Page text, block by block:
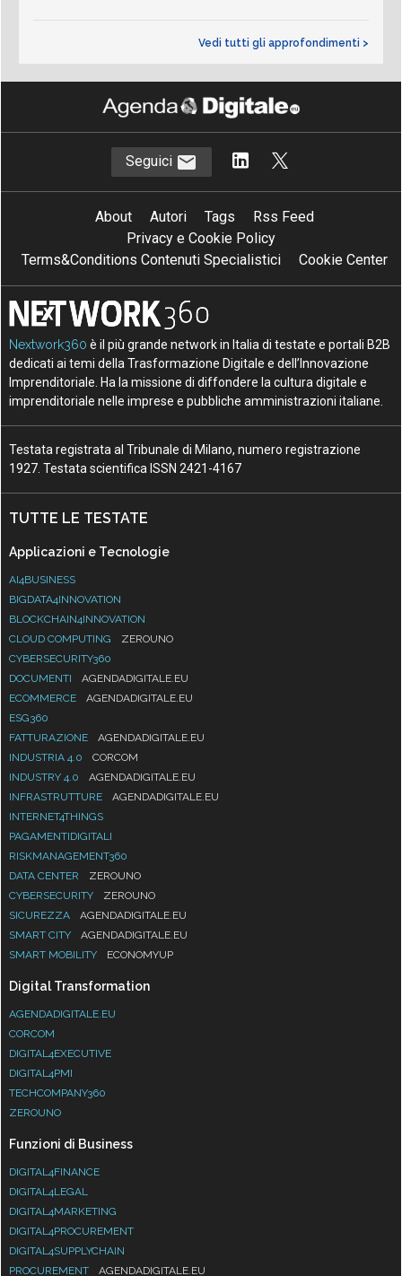
Vedi tutti gli approfondimenti >
Seguici
About Autori Tags
Rss Feed
Privacy e Cookie Policy
Terms&Conditions Contenuti Specialistici
Cookie Center
Nextwork360 è il più grande network in Italia di testate e portali B2B
dedicati ai temi della Trasformazione Digitale e dell’Innovazione
Imprenditoriale. Ha la missione di diffondere la cultura digitale e
imprenditoriale nelle imprese e pubbliche amministrazioni italiane.
Testata registrata al Tribunale di Milano, numero registrazione
1927. Testata scientifica ISSN 2421-4167
TUTTE LE TESTATE
Applicazioni e Tecnologie
AI4BUSINESS
BIGDATA4INNOVATION
BLOCKCHAIN4INNOVATION
CLOUD COMPUTING
ZEROUNO
CYBERSECURITY360
DOCUMENTI
AGENDADIGITALE.EU
ECOMMERCE
AGENDADIGITALE.EU
ESG360
FATTURAZIONE
AGENDADIGITALE.EU
INDUSTRIA 4.0
CORCOM
INDUSTRY 4.0
AGENDADIGITALE.EU
INFRASTRUTTURE
AGENDADIGITALE.EU
INTERNET4THINGS
PAGAMENTIDIGITALI
RISKMANAGEMENT360
DATA CENTER
ZEROUNO
CYBERSECURITY
ZEROUNO
SICUREZZA
AGENDADIGITALE.EU
SMART CITY
AGENDADIGITALE.EU
SMART MOBILITY
ECONOMYUP
Digital Transformation
AGENDADIGITALE.EU
CORCOM
DIGITAL4EXECUTIVE
DIGITAL4PMI
TECHCOMPANY360
ZEROUNO
Funzioni di Business
DIGITAL4FINANCE
DIGITAL4LEGAL
DIGITAL4MARKETING
DIGITAL4PROCUREMENT
DIGITAL4SUPPLYCHAIN
PROCUREMENT
AGENDADIGITALE.EU